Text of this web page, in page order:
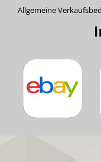
Allgemeine